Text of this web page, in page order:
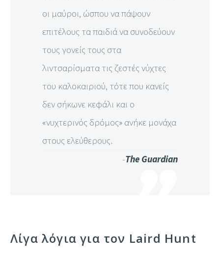
οι μαύροι, ώσπου να πάψουν
επιτέλους τα παιδιά να συνοδεύ­ουν
τους γονείς τους στα
λιντσαρίσματα τις ζεστές νύχτες
του καλοκαιριού, τότε που κανείς
δεν σήκωνε κεφάλι και ο
«νυχτερινός δρόμος» ανή­κε μονάχα
στους ελεύθερους.
-The Guardian
Λίγα λόγια για τον Laird Hunt